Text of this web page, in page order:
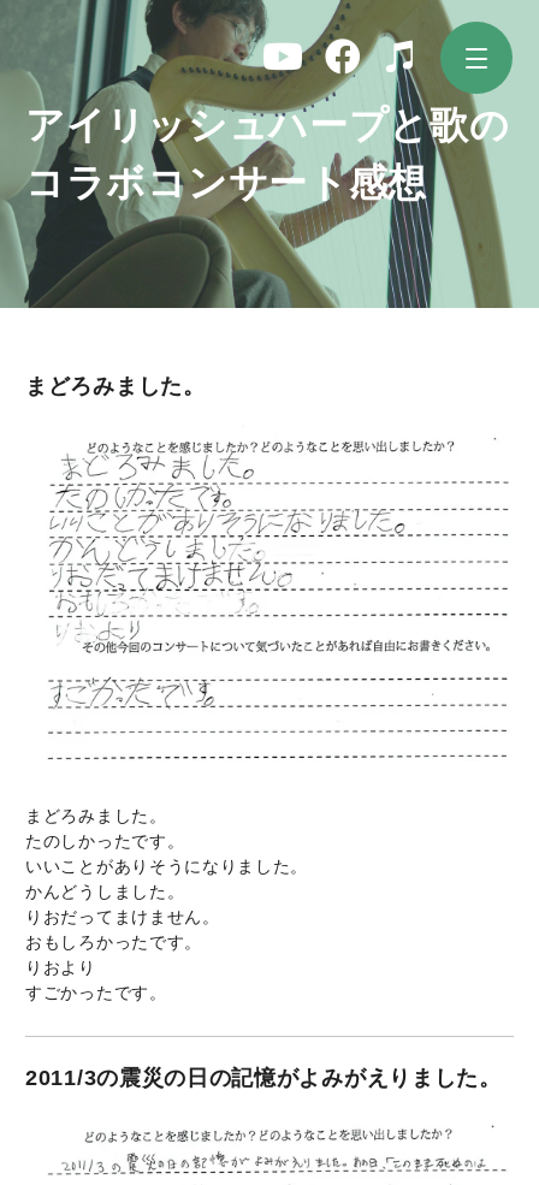
ッ
アイリッシュハープと歌の
コラボコンサート感想
まどろみました。
まどろみました。
たのしかったです。
いいことがありそうになりました。
かんどうしました。
りおだってまけません。
おもしろかったです。
りおより
すごかったです。
2011/3の震災の日の記憶がよみがえりました。